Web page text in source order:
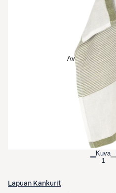
Avaa tuotekuva
Kuva
1
Lapuan Kankurit